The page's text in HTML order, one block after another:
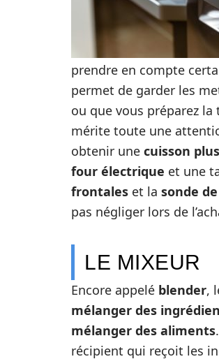
prendre en compte
permet de garder les
ou que vous préparez la
mérite toute une
obtenir une cuisson
four électrique et une
frontales et la sonde
pas négliger lors de
LE MIXEUR
Encore appelé blender,
mélanger des
mélanger des aliments
récipient qui reçoit les